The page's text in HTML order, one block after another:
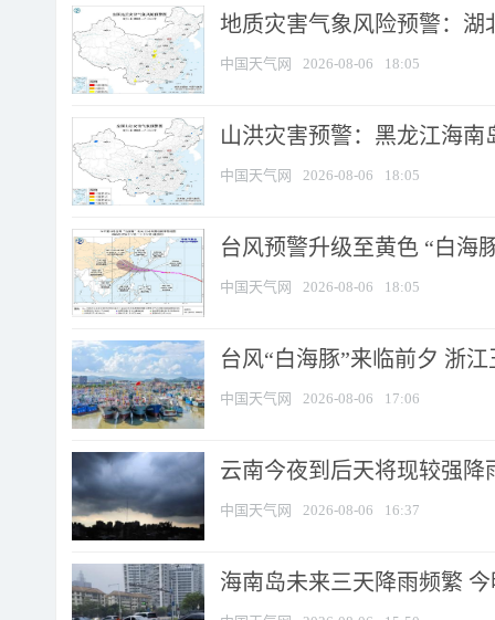
地质灾害气象风险预警：湖
中国天气网 2026-08-06 18:05
山洪灾害预警：黑龙江海
中国天气网 2026-08-06 18:05
台风预警升级至黄色 “白海
中国天气网 2026-08-06 18:05
台风“白海豚”来临前夕 浙
中国天气网 2026-08-06 17:06
云南今夜到后天将现较强降
中国天气网 2026-08-06 16:37
海南岛未来三天降雨频繁